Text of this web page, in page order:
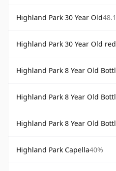
Highland Park 30 Year Old
Highland Park 30 Year Old
Highland Park 8 Year Old
Highland Park 8 Year Old
Highland Park 8 Year Old Bottled
Highland Park Capella40%